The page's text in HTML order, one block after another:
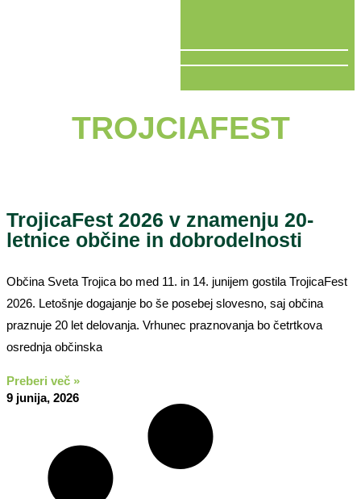
TROJCIAFEST
TrojicaFest 2026 v znamenju 20-
letnice občine in dobrodelnosti
Občina Sveta Trojica bo med 11. in 14. junijem gostila TrojicaFest
2026. Letošnje dogajanje bo še posebej slovesno, saj občina
praznuje 20 let delovanja. Vrhunec praznovanja bo četrtkova
osrednja občinska
Preberi več »
9 junija, 2026